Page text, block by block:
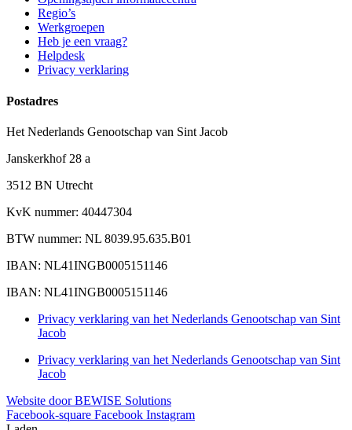
Regio’s
Werkgroepen
Heb je een vraag?
Helpdesk
Privacy verklaring
Postadres
Het Nederlands Genootschap van Sint Jacob
Janskerkhof 28 a
3512 BN Utrecht
KvK nummer: 40447304
BTW nummer: NL 8039.95.635.B01
IBAN: NL41INGB0005151146
IBAN: NL41INGB0005151146
Privacy verklaring van het Nederlands Genootschap van Sint
Jacob
Privacy verklaring van het Nederlands Genootschap van Sint
Jacob
Website door BEWISE Solutions
Facebook-square Facebook Instagram